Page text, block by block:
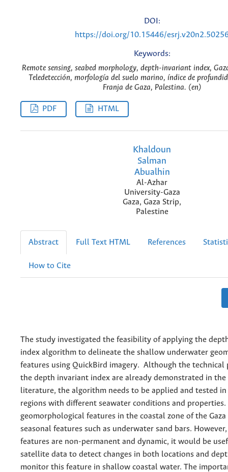
DOI:
https://doi.org/10.15446/
Keywords:
Remote sensing, seabed morphology, depth-invariant index,
Teledetección, morfología del suelo marino, índice de
Franja de Gaza, Palestina. (en)
PDF HTML
Khaldoun
Salman
Abualhin
Al-Azhar
University-Gaza
Gaza, Gaza Strip,
Palestine
Abstract Full Text HTML References
How to Cite
The study investigated the feasibility of applying the
index algorithm to delineate the shallow underwater
features using QuickBird imagery. Although the technical
the depth invariant index are already demonstrated in
literature, the algorithm needs to be applied and tested in
regions with different seawater conditions and properties.
geomorphological features in the coastal zone of the Gaza
seasonal features such as underwater sand bars.
features are non-permanent and dynamic, it would be
satellite data to detect changes in both locations and
monitor this feature in shallow coastal water. The